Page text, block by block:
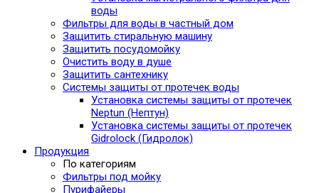
воды
Фильтры для воды в частный дом
Защитить стиральную машину
Защитить посудомойку
Очистить воду в душе
Защитить сантехнику
Системы защиты от протечек воды
Установка системы защиты от протечек
Neptun (Нептун)
Установка системы защиты от протечек
Gidrolock (Гидролок)
Продукция
По категориям
Фильтры под мойку
Пурифайеры